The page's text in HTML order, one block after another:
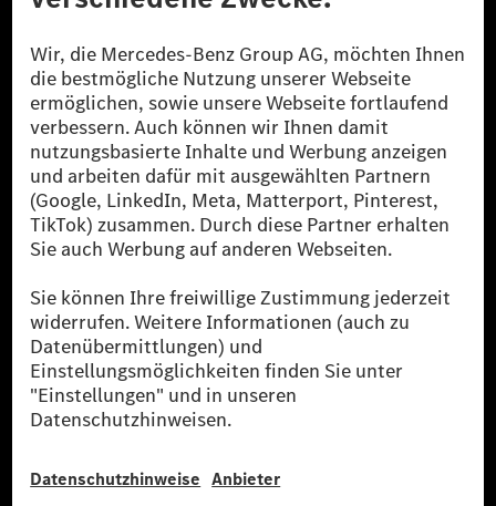
Die Mercedes-Benz Group.
Die Mercedes-Benz Group AG (ehemals Daimler AG)
ist eines der erfolgreichsten Automobilunternehmen
der Welt. Mit der Mercedes-Benz AG gehören wir zu
den größten Anbietern von Premium- und Luxus-Pkw
und Vans. Die Mercedes-Benz Mobility AG bietet
Finanzierung, Leasing, Fahrzeugabos und –miete,
Flottenmanagement, digitale Services rund um Laden
und Bezahlen, die Vermittlung von Versicherungen
sowie innovative Mobilitätsdienstleistungen an.
Mehr erfahren